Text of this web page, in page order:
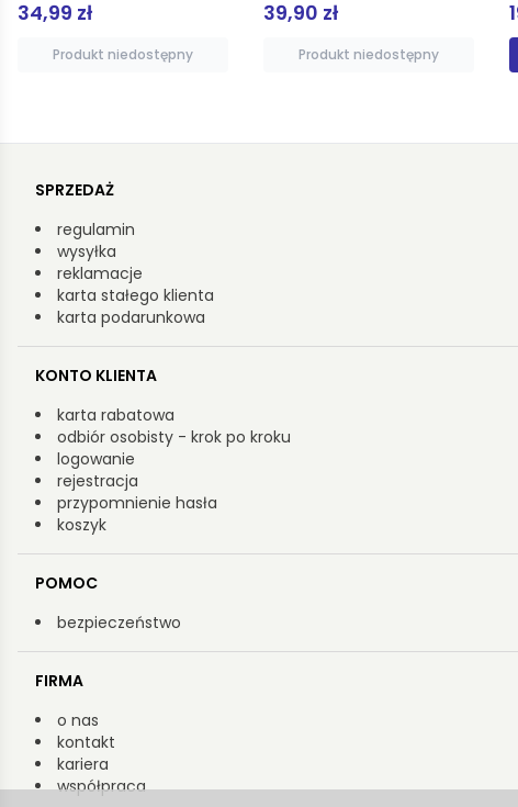
39,90 zł
Produkt niedostępny
19,01 zł
Dodaj do koszyka
SPRZEDAŻ
regulamin
wysyłka
reklamacje
karta stałego klienta
karta podarunkowa
KONTO KLIENTA
karta rabatowa
odbiór osobisty - krok po kroku
logowanie
rejestracja
przypomnienie hasła
koszyk
POMOC
bezpieczeństwo
FIRMA
o nas
kontakt
kariera
współpraca